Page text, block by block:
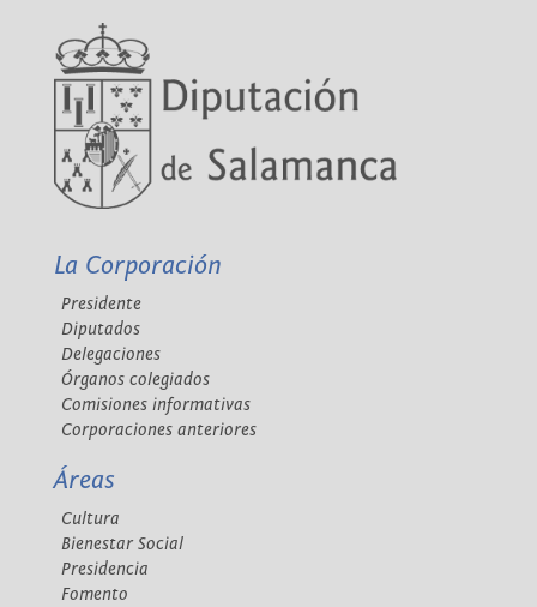
La Corporación
Presidente
Diputados
Delegaciones
Órganos colegiados
Comisiones informativas
Corporaciones anteriores
Áreas
Cultura
Bienestar Social
Presidencia
Fomento